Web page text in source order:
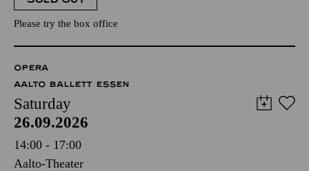
Please try the box office
OPERA
AALTO BALLETT ESSEN
Saturday
26.09.2026
14:00 - 17:00
Aalto-Theater